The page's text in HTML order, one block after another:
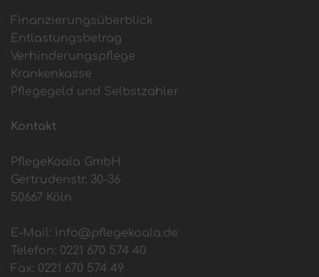
Finanzierungsüberblick
Entlastungsbetrag
Verhinderungspflege
Krankenkasse
Pflegegeld und Selbstzahler
Kontakt
PflegeKoala GmbH
Gertrudenstr. 30-36
50667 Köln
E-Mail: info@pflegekoala.de
Telefon: 0221 670 574 40
Fax: 0221 670 574 49